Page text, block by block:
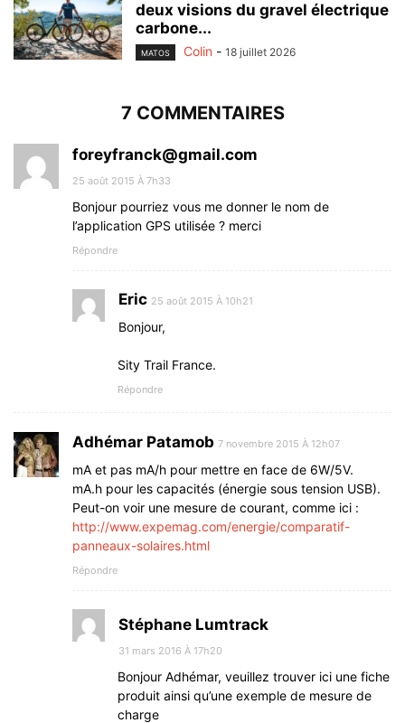
deux visions du gravel électrique
carbone...
MATOS Colin - 18 juillet 2026
7 COMMENTAIRES
foreyfranck@gmail.com
25 août 2015 À 7h33
Bonjour pourriez vous me donner le nom de
l’application GPS utilisée ? merci
Répondre
Eric 25 août 2015 À 10h21
Bonjour,
Sity Trail France.
Répondre
Adhémar Patamob 7 novembre 2015 À 12h07
mA et pas mA/h pour mettre en face de 6W/5V.
mA.h pour les capacités (énergie sous tension USB).
Peut-on voir une mesure de courant, comme ici :
http://www.expemag.com/energie/comparatif-
panneaux-solaires.html
Répondre
Stéphane Lumtrack
31 mars 2016 À 17h20
Bonjour Adhémar, veuillez trouver ici une fiche
produit ainsi qu’une exemple de mesure de
charge